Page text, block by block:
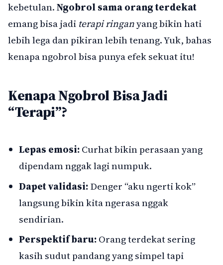
kebetulan.Ngobrol sama orang terdekat
emang bisa jadi terapi ringanyang bikin hati
lebih lega dan pikiran lebih tenang. Yuk, bahas
kenapa ngobrol bisa punya efek sekuat itu!
Kenapa Ngobrol Bisa Jadi
“Terapi”?
Lepas emosi:Curhat bikin perasaan yang
dipendam nggak lagi numpuk.
Dapet validasi:Denger “aku ngerti kok”
langsung bikin kita ngerasa nggak
sendirian.
Perspektif baru:Orang terdekat sering
kasih sudut pandang yang simpel tapi